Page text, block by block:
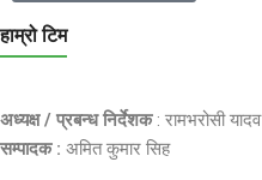
हाम्रो टिम
अध्यक्ष / प्रबन्ध निर्देशक: रामभरोसी यादव
सम्पादक : अमित कुमार सिह